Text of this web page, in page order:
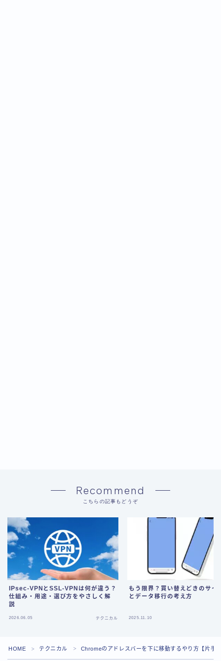
Recommend
こちらの記事もどうぞ
IPsec-VPNとSSL-VPNは何が違う？
仕組み・用途・選び方をやさしく解
説
2026.06.05 テクニカル
もう限界？買い替えどきのサイ
とデータ移行の考え方
2025.11.10
HOME ＞ テクニカル ＞ Chromeのアドレスバーを下に移動するやり方【片手